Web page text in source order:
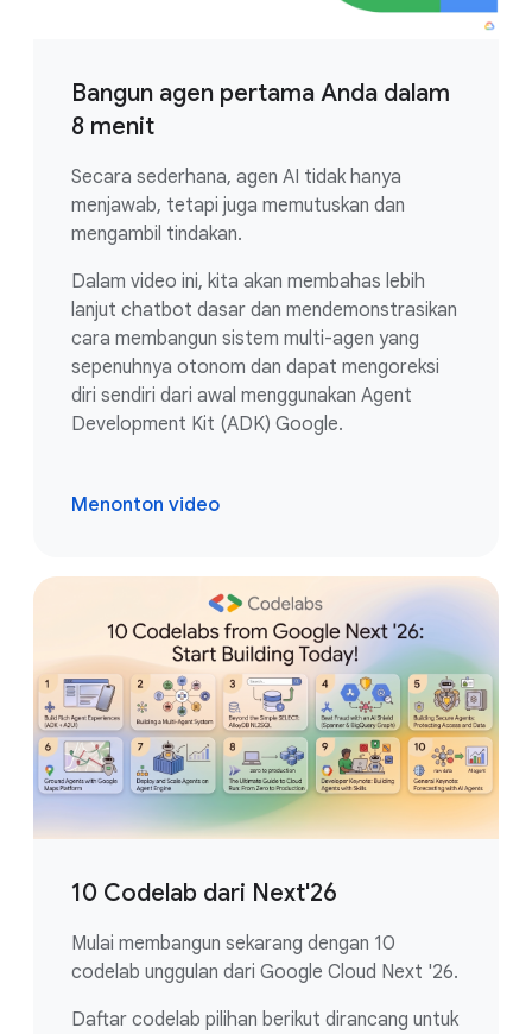
Bangun agen pertama Anda dalam
8 menit
Secara sederhana, agen AI tidak hanya
menjawab, tetapi juga memutuskan dan
mengambil tindakan.
Dalam video ini, kita akan membahas lebih
lanjut chatbot dasar dan mendemonstrasikan
cara membangun sistem multi-agen yang
sepenuhnya otonom dan dapat mengoreksi
diri sendiri dari awal menggunakan Agent
Development Kit (ADK) Google.
Menonton video
10 Codelab dari Next'26
Mulai membangun sekarang dengan 10
codelab unggulan dari Google Cloud Next '26.
Daftar codelab pilihan berikut dirancang untuk